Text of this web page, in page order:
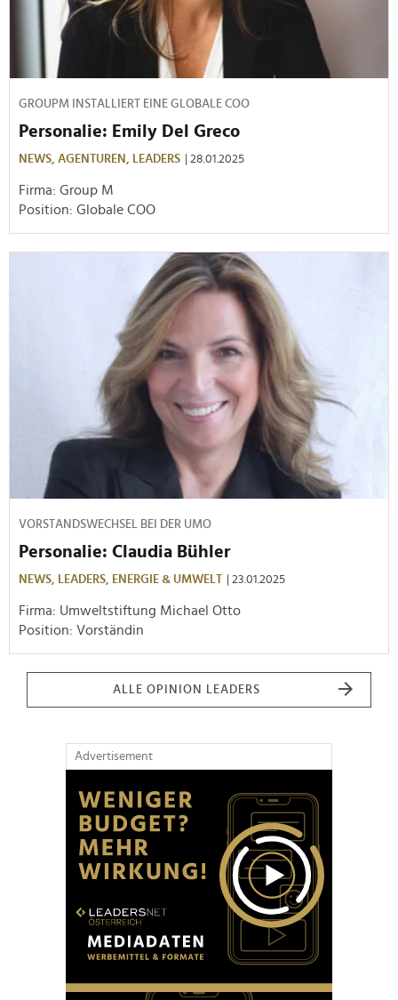
GROUPM INSTALLIERT EINE GLOBALE COO
Personalie: Emily Del Greco
NEWS, AGENTUREN, LEADERS | 28.01.2025
Firma: Group M
Position: Globale COO
VORSTANDSWECHSEL BEI DER UMO
Personalie: Claudia Bühler
NEWS, LEADERS, ENERGIE & UMWELT | 23.01.2025
Firma: Umweltstiftung Michael Otto
Position: Vorständin
ALLE OPINION LEADERS
Advertisement